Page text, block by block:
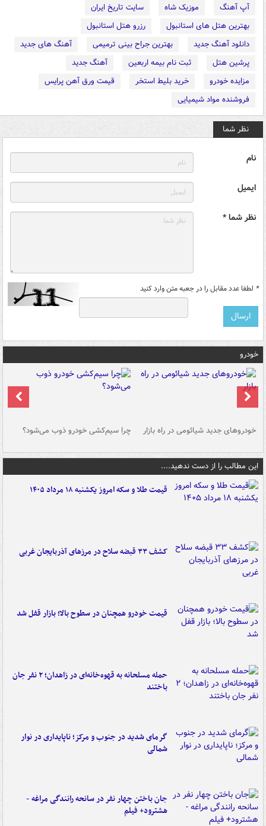
آپ آهنگ موزیک شاه
سایت تاریخ ایران
بهترین هتل های استانبول
رزرو هتل استانبول
دانلود آهنگ جدید
بهترین جراح بینی ترمیمی
آهنگ های جدید
پرشین هتل
ثبت نام بیمه اربعین
آهنگ جدید
مزایده خودرو
خرید بلیط استخر
قیمت ورق آهن پرایس
فروشنده مواد شیمیایی
نظر شما
نام
ایمیل
نظر شما *
* لطفا عدد مقابل را در جعبه متن وارد کنید
خودرو
خودروهای جدید شیائومی در راه بازار چرا سیم‌کشی خودرو ذوب می‌شود؟
این مطالب را از دست ندهید....
قیمت طلا و سکه امروز یکشنبه ۱۸ مرداد ۱۴۰۵
کشف ۳۳ قبضه سلاح در مرزهای آذربایجان غربی
قیمت خودرو همچنان در سطوح بالا؛ بازار قفل شد
حمله مسلحانه به قهوه‌خانه‌ای در زاهدان؛ ۲ نفر جان
باختند
گرمای شدید در جنوب و مرکز؛ ناپایداری در نوار
شمالی
جان باختن چهار نفر در سانحه رانندگی مراغه -
هشترود+ فیلم